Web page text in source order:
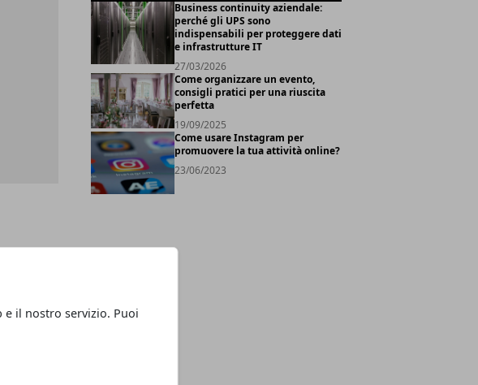
il nostro servizio. Puoi
Business continuity aziendale:
perché gli UPS sono
indispensabili per proteggere dati
e infrastrutture IT
27/03/2026
Come organizzare un evento,
consigli pratici per una riuscita
perfetta
19/09/2025
Come usare Instagram per
promuovere la tua attività online?
23/06/2023